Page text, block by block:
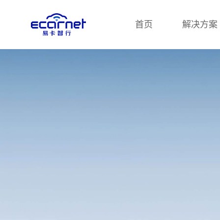
首页 解决方案